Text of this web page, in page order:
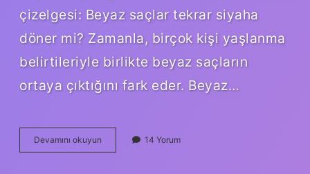
çizelgesi: Beyaz saçlar tekrar siyaha
döner mi? Zamanla, birçok kişi yaşlanma
belirtileriyle birlikte beyaz saçların
ortaya çıktığını fark eder. Beyaz…
Devamını okuyun Zeytinyağı
Saç
14 Yorum